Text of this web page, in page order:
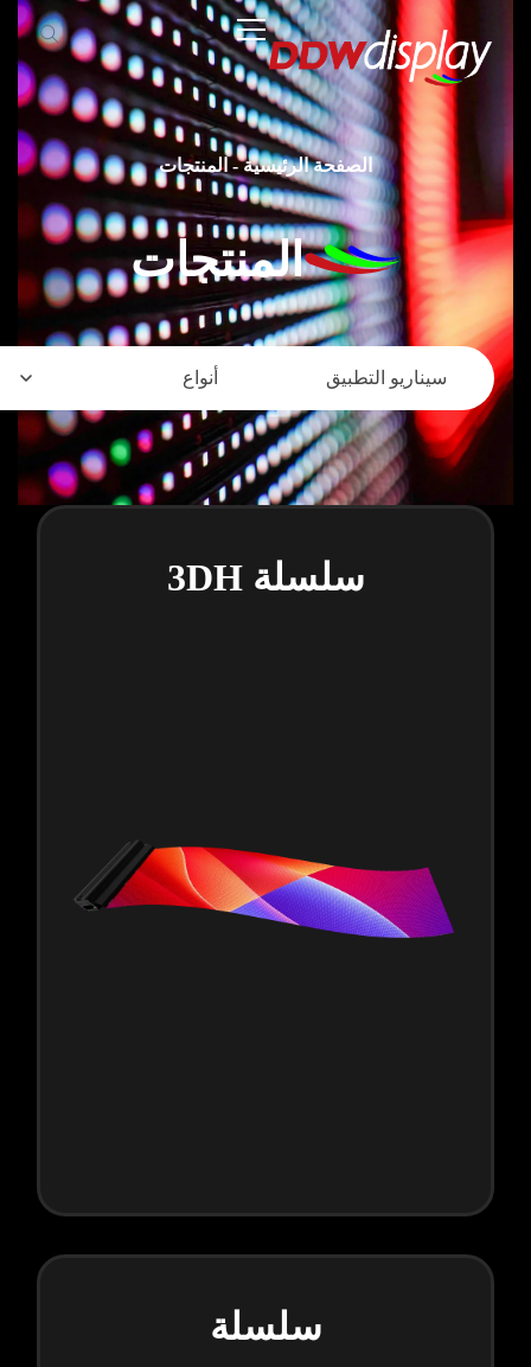
الصفحة الرئيسية- المنتجات
المنتجات
سيناريو التطبيق أنواع
سلسلة 3DH
سلسلة